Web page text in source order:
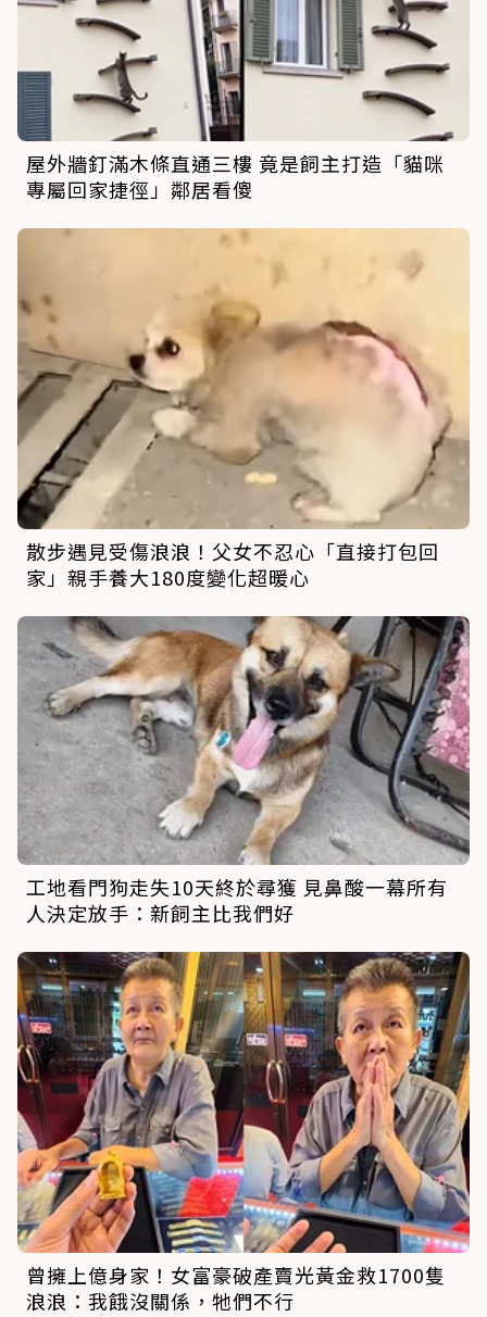
屋外牆釘滿木條直通三樓 竟是飼主打造「貓咪
專屬回家捷徑」鄰居看傻
散步遇見受傷浪浪！父女不忍心「直接打包回
家」親手養大180度變化超暖心
工地看門狗走失10天終於尋獲 見鼻酸一幕所有
人決定放手：新飼主比我們好
曾擁上億身家！女富豪破產賣光黃金救1700隻
浪浪：我餓沒關係，牠們不行